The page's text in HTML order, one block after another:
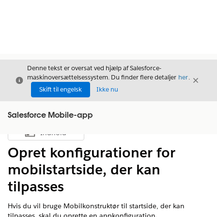
Luk
Denne tekst er oversat ved hjælp af Salesforce-
maskinoversættelsessystem. Du finder flere detaljer her.
Skift til engelsk
Ikke nu
Luk
Salesforce Mobile-app
Vis indholdsfortegnelse
Indhold
Opret konfigurationer for
mobilstartside, der kan
tilpasses
Hvis du vil bruge Mobilkonstruktør til startside, der kan